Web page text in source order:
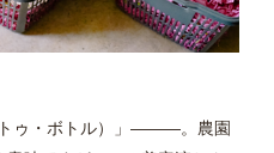
トゥ・ボトル）」―――。農園